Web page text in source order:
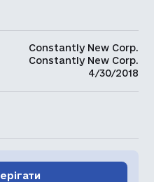
Constantly New Corp.
Constantly New Corp.
4/30/2018